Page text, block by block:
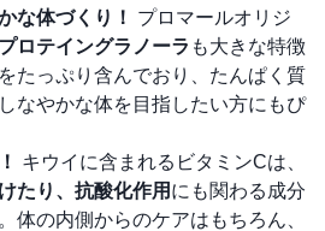
な体づくり！
プロマールオリジ
ロテイングラノーラ も大きな特徴
たっぷり含んでおり、たんぱく質
なやかな体を目指したい方にもぴ
キウイに含まれるビタミンCは、
たり、抗酸化作用 にも関わる成分
体の内側からのケアはもちろん、